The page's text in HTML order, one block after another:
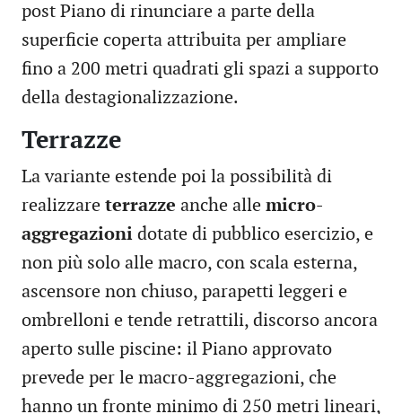
post Piano di rinunciare a parte della
superficie coperta attribuita per ampliare
fino a 200 metri quadrati gli spazi a supporto
della destagionalizzazione.
Terrazze
La variante estende poi la possibilità di
realizzare terrazze anche alle micro-
aggregazioni dotate di pubblico esercizio, e
non più solo alle macro, con scala esterna,
ascensore non chiuso, parapetti leggeri e
ombrelloni e tende retrattili, discorso ancora
aperto sulle piscine: il Piano approvato
prevede per le macro-aggregazioni, che
hanno un fronte minimo di 250 metri lineari,